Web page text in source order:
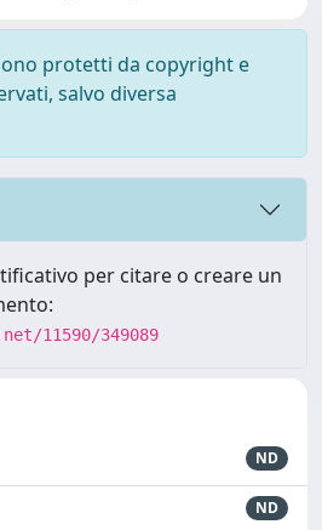
protetti da copyright e
salvo diversa
per citare o creare un
11590/349089
ND
ND